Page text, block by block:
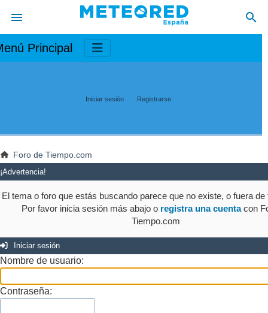
Principal
Iniciar sesión Registrarse
Foro de Tiempo.com
¡Advertencia!
El tema o foro que estás buscando parece que no existe, o fuera
Por favor inicia sesión más abajo o registra una cuentacon
Tiempo.com
Iniciar sesión
Nombre de usuario:
Contraseña: